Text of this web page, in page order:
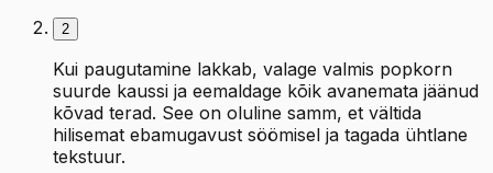
2
Kui paugutamine lakkab, valage valmis popkorn
suurde kaussi ja eemaldage kõik avanemata jäänud
kõvad terad. See on oluline samm, et vältida
hilisemat ebamugavust söömisel ja tagada ühtlane
tekstuur.